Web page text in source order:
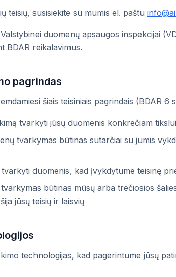
teisių, susisiekite su mumis el. paštu
duomenų apsaugos inspekcijai
BDAR reikalavimus.
pagrindas
šiais teisiniais pagrindais (BDAR 6
tvarkyti jūsų duomenis konkrečiam tikslui
tvarkymas būtinas sutarčiai su jumis
duomenis, kad įvykdytume teisinę
būtinas mūsų arba trečiosios
jūsų teisių ir laisvių
technologijas, kad pagerintume jūsų